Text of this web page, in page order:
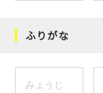
ふりがな